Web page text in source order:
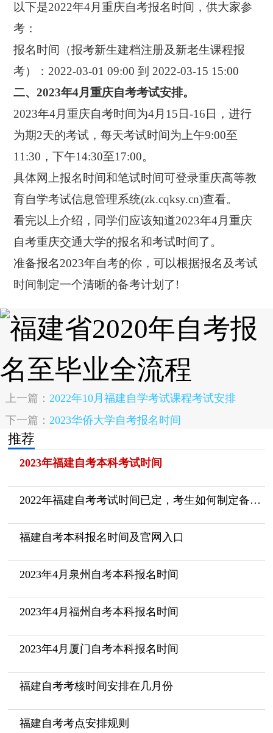
以下是2022年4月重庆自考报名时间，供大家参
考：
报名时间（报考新生建档注册及新老生课程报
考）：2022-03-01 09:00 到 2022-03-15 15:00
二、2023年4月重庆自考考试安排。
2023年4月重庆自考时间为4月15日-16日，进行
为期2天的考试，每天考试时间为上午9:00至
11:30，下午14:30至17:00。
具体网上报名时间和笔试时间可登录重庆高等教
育自学考试信息管理系统(zk.cqksy.cn)查看。
看完以上介绍，同学们应该知道2023年4月重庆
自考重庆交通大学的报名和考试时间了。
准备报名2023年自考的你，可以根据报名及考试
时间制定一个清晰的备考计划了!
上一篇：2022年10月福建自学考试课程考试安排
下一篇：2023华侨大学自考报名时间
推荐
2023年福建自考本科考试时间
2022年福建自考考试时间已定，考生如何制定备考计划呢？
福建自考本科报名时间及官网入口
2023年4月泉州自考本科报名时间
2023年4月福州自考本科报名时间
2023年4月厦门自考本科报名时间
福建自考考核时间安排在几月份
福建自考考点安排规则